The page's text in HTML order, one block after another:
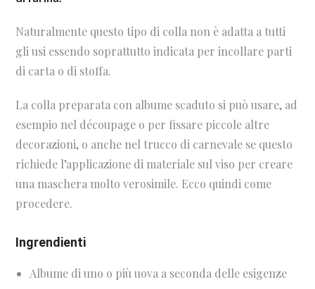
Naturalmente questo tipo di colla non è adatta a tutti
gli usi essendo soprattutto indicata per incollare parti
di carta o di stoffa.
La colla preparata con albume scaduto si può usare, ad
esempio nel découpage o per fissare piccole altre
decorazioni, o anche nel trucco di carnevale se questo
richiede l’applicazione di materiale sul viso per creare
una maschera molto verosimile. Ecco quindi come
procedere.
Ingrendienti
Albume di uno o più uova a seconda delle esigenze